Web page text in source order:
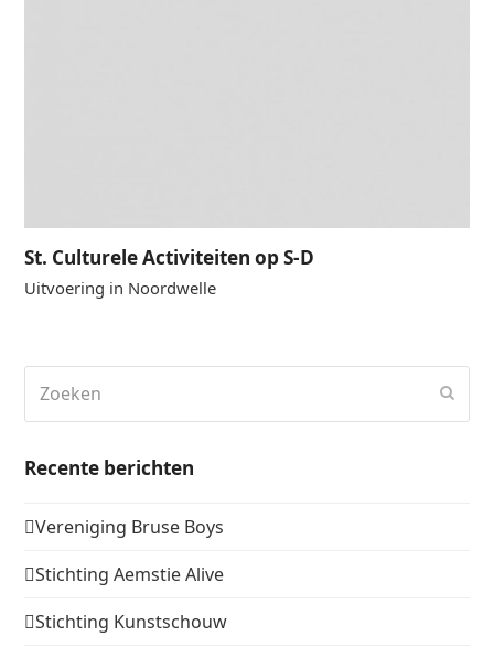
St. Culturele Activiteiten op S-D
Uitvoering in Noordwelle
Recente berichten
Vereniging Bruse Boys
Stichting Aemstie Alive
Stichting Kunstschouw